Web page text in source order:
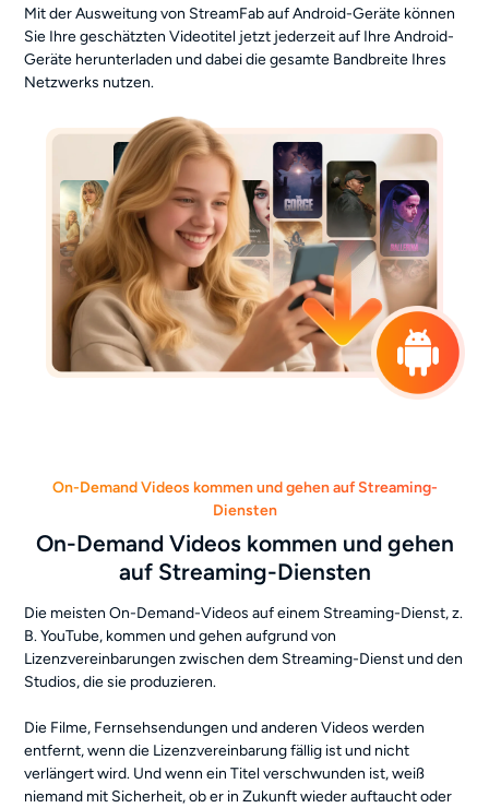
Mit der Ausweitung von StreamFab auf Android-Geräte können
Sie Ihre geschätzten Videotitel jetzt jederzeit auf Ihre Android-
Geräte herunterladen und dabei die gesamte Bandbreite Ihres
Netzwerks nutzen.
On-Demand Videos kommen und gehen auf Streaming-
Diensten
On-Demand Videos kommen und gehen
auf Streaming-Diensten
Die meisten On-Demand-Videos auf einem Streaming-Dienst, z.
B. YouTube, kommen und gehen aufgrund von
Lizenzvereinbarungen zwischen dem Streaming-Dienst und den
Studios, die sie produzieren.
Die Filme, Fernsehsendungen und anderen Videos werden
entfernt, wenn die Lizenzvereinbarung fällig ist und nicht
verlängert wird. Und wenn ein Titel verschwunden ist, weiß
niemand mit Sicherheit, ob er in Zukunft wieder auftaucht oder